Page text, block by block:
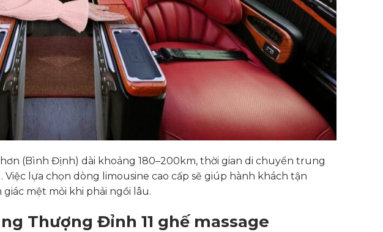
(Bình Định) dài khoảng 180–200km, thời gian di chuyển trung
lựa chọn dòng limousine cao cấp sẽ giúp hành khách tận
mệt mỏi khi phải ngồi lâu.
Thượng Đỉnh 11 ghế massage